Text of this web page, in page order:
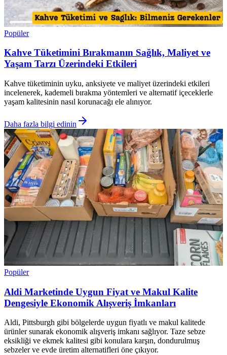
Popüler
Kahve Tüketimini Bırakmanın Sağlık, Maliyet ve
Yaşam Tarzı Üzerindeki Etkileri
Kahve tüketiminin uyku, anksiyete ve maliyet üzerindeki etkileri
incelenerek, kademeli bırakma yöntemleri ve alternatif içeceklerle
yaşam kalitesinin nasıl korunacağı ele alınıyor.
Daha fazla bilgi edinin
Popüler
Aldi Marketinde Uygun Fiyat ve Makul Kalite
Dengesiyle Ekonomik Alışveriş İmkanları
Aldi, Pittsburgh gibi bölgelerde uygun fiyatlı ve makul kalitede
ürünler sunarak ekonomik alışveriş imkanı sağlıyor. Taze sebze
eksikliği ve ekmek kalitesi gibi konulara karşın, dondurulmuş
sebzeler ve evde üretim alternatifleri öne çıkıyor.